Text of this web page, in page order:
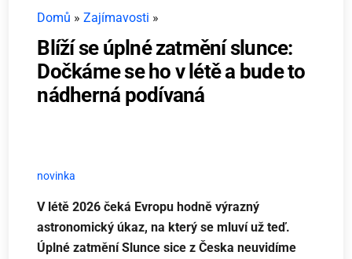
Domů » Zajímavosti »
Blíží se úplné zatmění slunce:
Dočkáme se ho v létě a bude to
nádherná podívaná
novinka
V létě 2026 čeká Evropu hodně výrazný
astronomický úkaz, na který se mluví už teď.
Úplné zatmění Slunce sice z Česka neuvidíme